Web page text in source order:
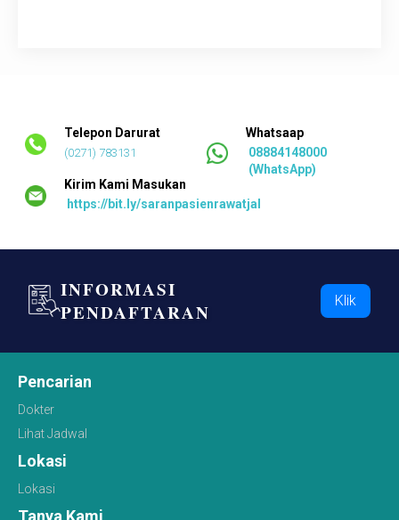
Telepon Darurat
(0271) 783131
Whatsaap
08884148000
(WhatsApp)
Kirim Kami Masukan
https://bit.ly/saranpasienrawatjalan
INFORMASI
PENDAFTARAN
Klik
Pencarian
Dokter
Lihat Jadwal
Lokasi
Lokasi